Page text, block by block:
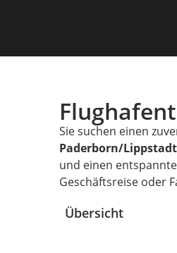
Sie suchen einen
Paderborn/Lippstadt
und einen
Geschäftsreise oder
Übersicht